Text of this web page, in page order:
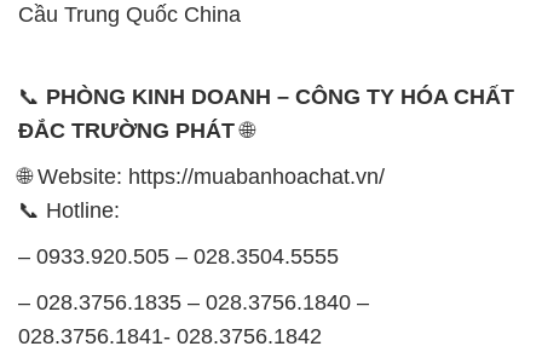
Cầu Trung Quốc China
📞 PHÒNG KINH DOANH – CÔNG TY HÓA CHẤT
ĐẮC TRƯỜNG PHÁT🌐
🌐 Website: https://muabanhoachat.vn/
📞 Hotline:
– 0933.920.505 – 028.3504.5555
– 028.3756.1835 – 028.3756.1840 –
028.3756.1841- 028.3756.1842